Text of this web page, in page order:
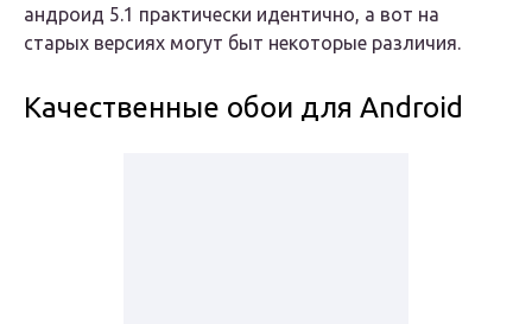
андроид 5.1 практически идентично, а вот на
старых версиях могут быт некоторые различия.
Качественные обои для Android